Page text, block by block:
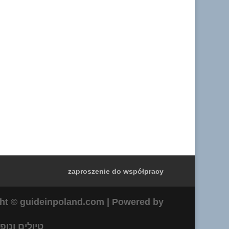
zaproszenie do współpracy
© guideinpoland.com | Powered by
טיולים